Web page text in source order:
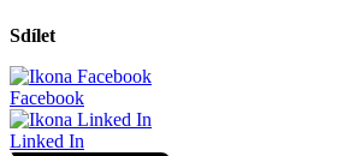
Sdílet
Facebook
Linked In